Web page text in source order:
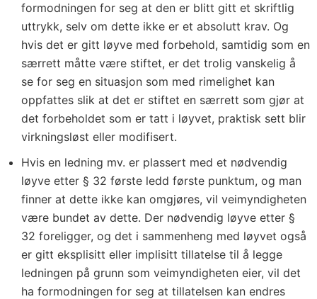
formodningen for seg at den er blitt gitt et skriftlig
uttrykk, selv om dette ikke er et absolutt krav. Og
hvis det er gitt løyve med forbehold, samtidig som en
særrett måtte være stiftet, er det trolig vanskelig å
se for seg en situasjon som med rimelighet kan
oppfattes slik at det er stiftet en særrett som gjør at
det forbeholdet som er tatt i løyvet, praktisk sett blir
virkningsløst eller modifisert.
Hvis en ledning mv. er plassert med et nødvendig
løyve etter § 32 første ledd første punktum, og man
finner at dette ikke kan omgjøres, vil veimyndigheten
være bundet av dette. Der nødvendig løyve etter §
32 foreligger, og det i sammenheng med løyvet også
er gitt eksplisitt eller implisitt tillatelse til å legge
ledningen på grunn som veimyndigheten eier, vil det
ha formodningen for seg at tillatelsen kan endres